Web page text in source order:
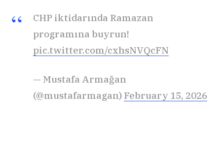
CHP iktidarında Ramazan
programına buyrun!
pic.twitter.com/cxhsNVQcFN
— Mustafa Armağan
(@mustafarmagan) February 15, 2026